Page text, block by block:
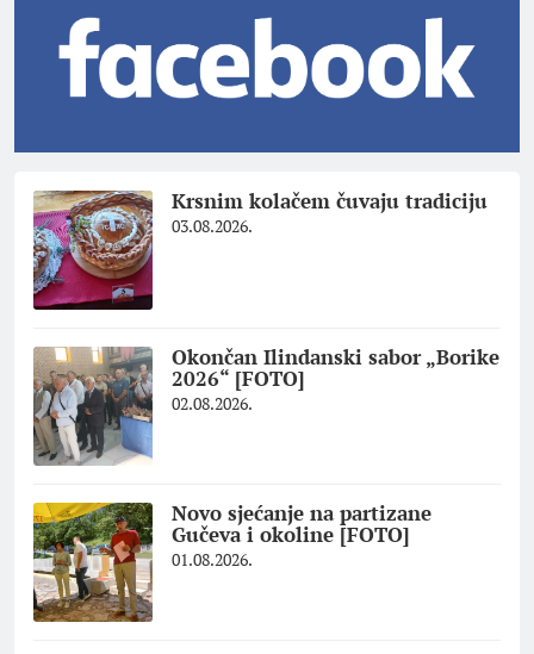
Krsnim kolačem čuvaju tradiciju
03.08.2026.
Okončan Ilindanski sabor „Borike
2026“ [FOTO]
02.08.2026.
Novo sjećanje na partizane
Gučeva i okoline [FOTO]
01.08.2026.